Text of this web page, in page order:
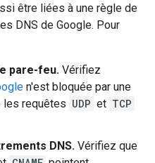
être liées à une règle de
DNS de Google. Pour
pare-feu. Vérifiez
n'est bloquée par une
les requêtes UDP et TCP
DNS. Vérifiez que